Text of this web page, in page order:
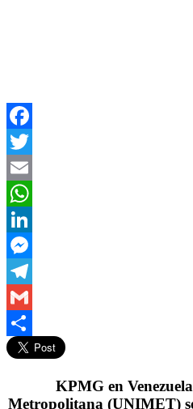
Facebook
Twitter
Email
WhatsApp
LinkedIn
Messenger
Telegram
Gmail
Compartir
KPMG en
Metropolitana (UNIMET)